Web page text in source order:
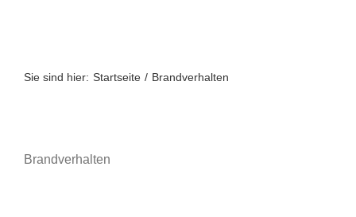
Sie sind hier: Startseite Brandverhalten
Brandverhalten